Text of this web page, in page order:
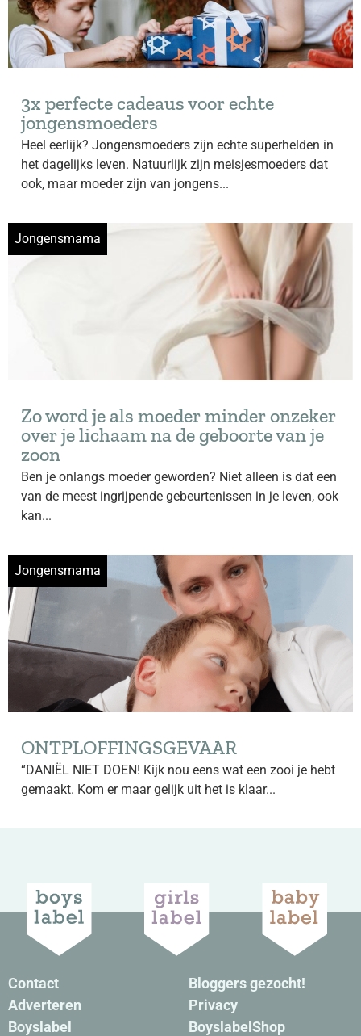
3x perfecte cadeaus voor echte
jongensmoeders
Heel eerlijk? Jongensmoeders zijn echte superhelden in
het dagelijks leven. Natuurlijk zijn meisjesmoeders dat
ook, maar moeder zijn van jongens...
Jongensmama
Zo word je als moeder minder onzeker
over je lichaam na de geboorte van je
zoon
Ben je onlangs moeder geworden? Niet alleen is dat een
van de meest ingrijpende gebeurtenissen in je leven, ook
kan...
Jongensmama
ONTPLOFFINGSGEVAAR
“DANIËL NIET DOEN! Kijk nou eens wat een zooi je hebt
gemaakt. Kom er maar gelijk uit het is klaar...
Contact
Adverteren
Boyslabel
Bloggers gezocht!
Privacy
BoyslabelShop